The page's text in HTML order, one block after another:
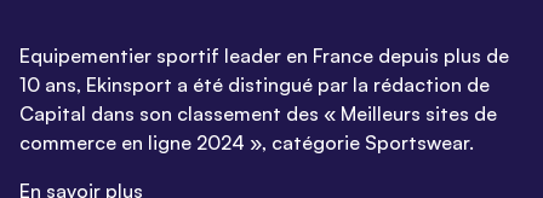
Equipementier sportif leader en France depuis plus de
10 ans, Ekinsport a été distingué par la rédaction de
Capital dans son classement des « Meilleurs sites de
commerce en ligne 2024 », catégorie Sportswear.
En savoir plus